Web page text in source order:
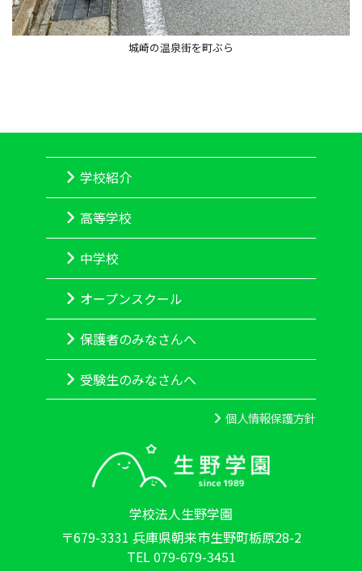
城崎の温泉街を町ぶら
学校紹介
高等学校
中学校
オープンスクール
保護者のみなさんへ
受験生のみなさんへ
個人情報保護方針
学校法人生野学園
〒679-3331 兵庫県朝来市生野町栃原28-2
TEL 079-679-3451